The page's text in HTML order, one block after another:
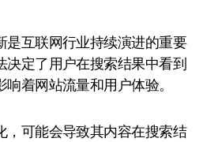
决定了用户在搜索结果中看到
着网站流量和用户体验。
，可能会导致其内容在搜索结